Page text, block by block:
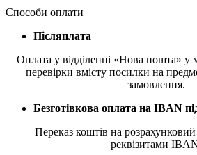
Способи оплати
Післяплата
Оплата у відділенні «Нова пошта» у
перевірки вмісту посилки на
замовлення.
Безготівкова оплата на IBAN
Переказ коштів на
реквізитами